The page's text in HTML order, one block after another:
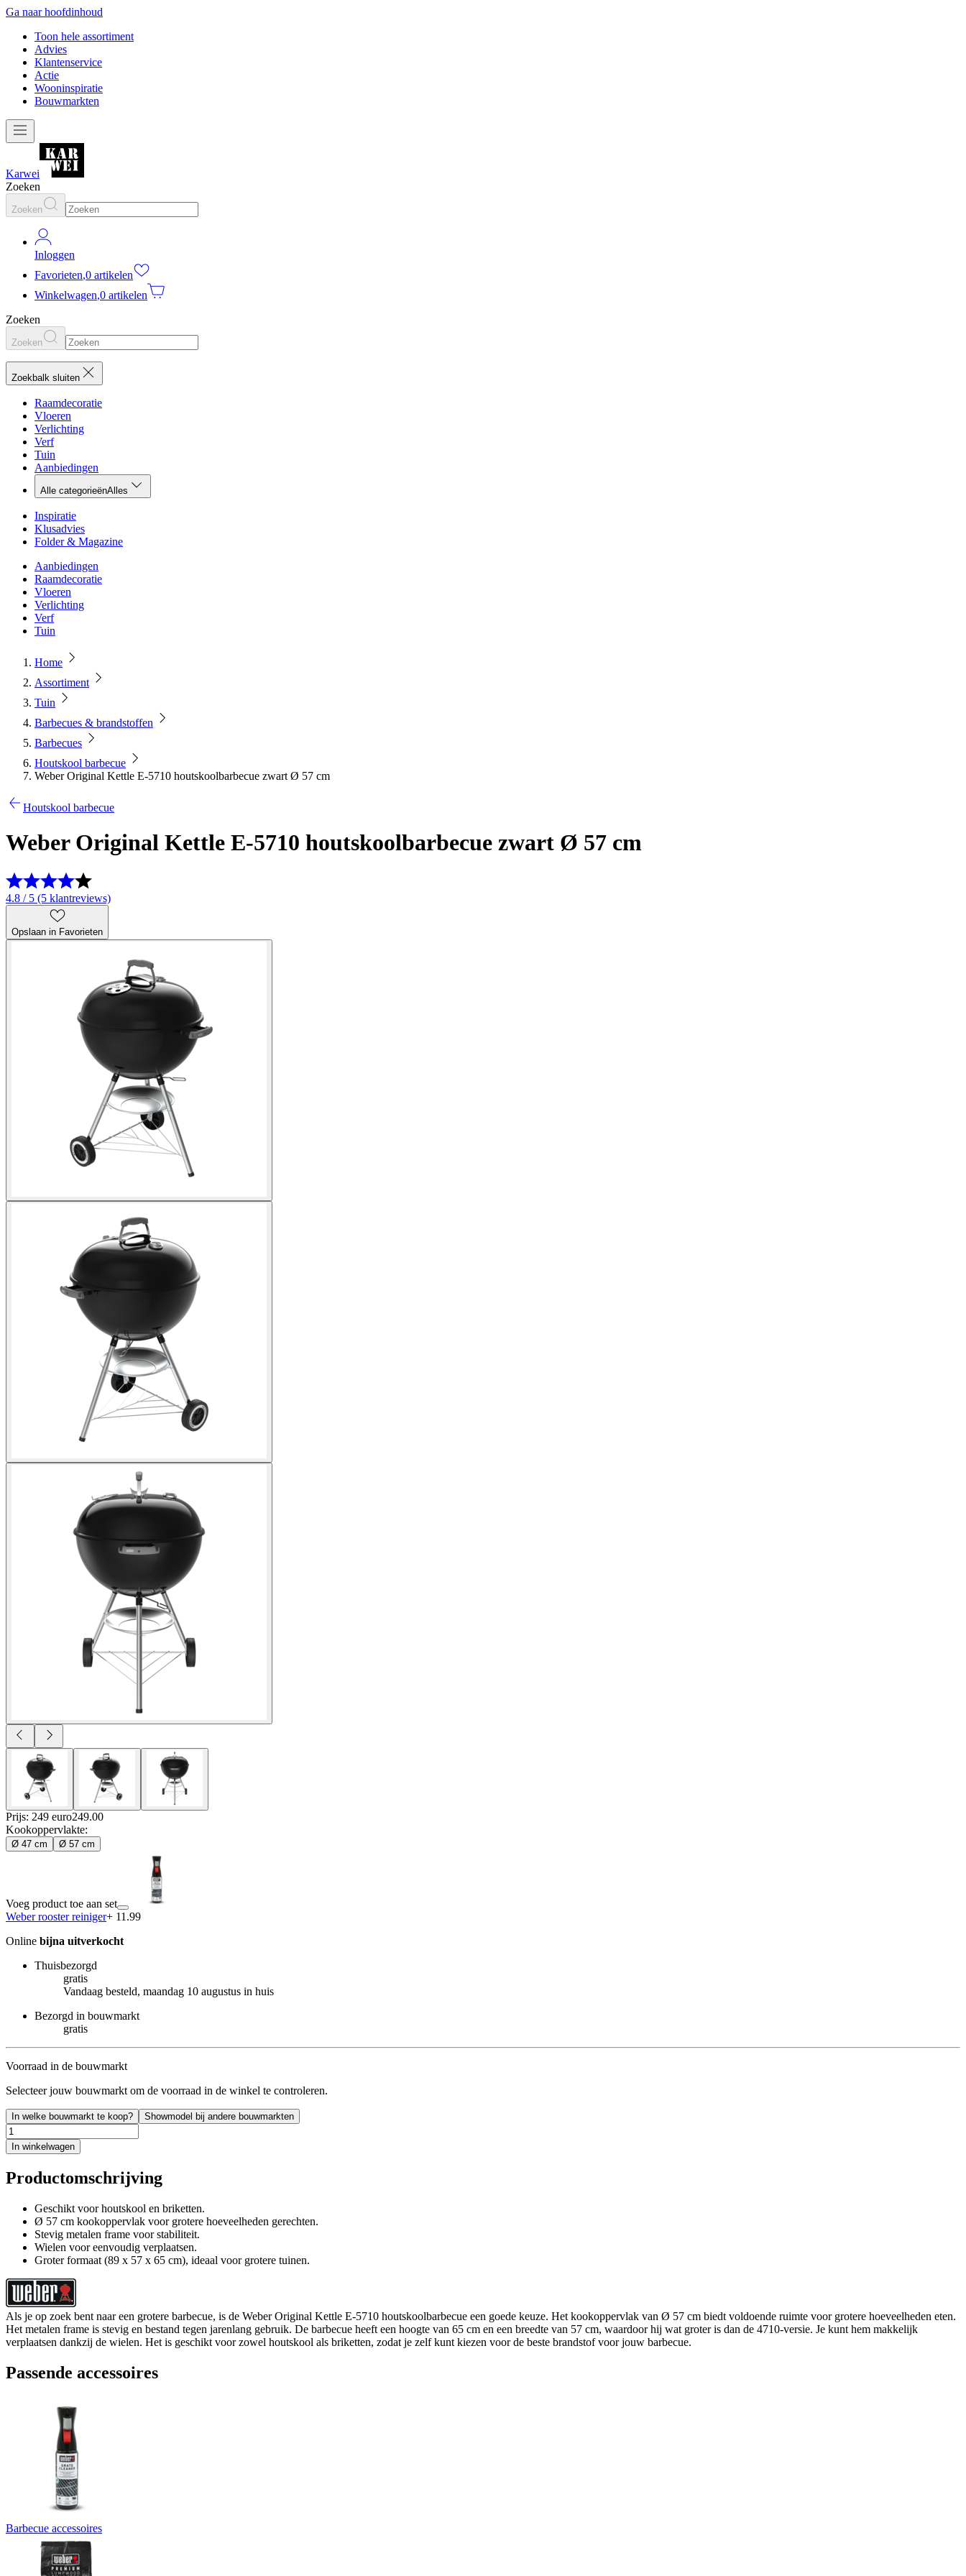
Ga naar hoofdinhoud
Toon hele assortiment
Advies
Klantenservice
Actie
Wooninspiratie
Bouwmarkten
Karwei
Zoeken
Zoeken
Inloggen
Favorieten,0 artikelen
Winkelwagen,0 artikelen
Zoeken
Zoeken
Zoekbalk sluiten
Raamdecoratie
Vloeren
Verlichting
Verf
Tuin
Aanbiedingen
Alle categorieënAlles
Inspiratie
Klusadvies
Folder & Magazine
Aanbiedingen
Raamdecoratie
Vloeren
Verlichting
Verf
Tuin
Home
Assortiment
Tuin
Barbecues & brandstoffen
Barbecues
Houtskool barbecue
Weber Original Kettle E-5710 houtskoolbarbecue zwart Ø 57 cm
Houtskool barbecue
Weber Original Kettle E-5710 houtskoolbarbecue zwart Ø 57 cm
4.8 / 5 (5 klantreviews)
Opslaan in Favorieten
Prijs: 249 euro249.00
Kookoppervlakte:
Ø 47 cm Ø 57 cm
Voeg product toe aan set
Weber rooster reiniger+ 11.99
Online bijna uitverkocht
Thuisbezorgd
gratis
Vandaag besteld, maandag 10 augustus in huis
Bezorgd in bouwmarkt
gratis
Voorraad in de bouwmarkt
Selecteer jouw bouwmarkt om de voorraad in de winkel te controleren.
In welke bouwmarkt te koop? Showmodel bij andere bouwmarkten
In winkelwagen
Productomschrijving
Geschikt voor houtskool en briketten.
Ø 57 cm kookoppervlak voor grotere hoeveelheden gerechten.
Stevig metalen frame voor stabiliteit.
Wielen voor eenvoudig verplaatsen.
Groter formaat (89 x 57 x 65 cm), ideaal voor grotere tuinen.
Als je op zoek bent naar een grotere barbecue, is de Weber Original Kettle E-5710 houtskoolbarbecue een goede keuze. Het kookoppervlak van Ø 57 cm biedt voldoende ruimte voor grotere hoeveelheden eten.
Het metalen frame is stevig en bestand tegen jarenlang gebruik. De barbecue heeft een hoogte van 65 cm en een breedte van 57 cm, waardoor hij wat groter is dan de 4710-versie. Je kunt hem makkelijk
verplaatsen dankzij de wielen. Het is geschikt voor zowel houtskool als briketten, zodat je zelf kunt kiezen voor de beste brandstof voor jouw barbecue.
Passende accessoires
Barbecue accessoires